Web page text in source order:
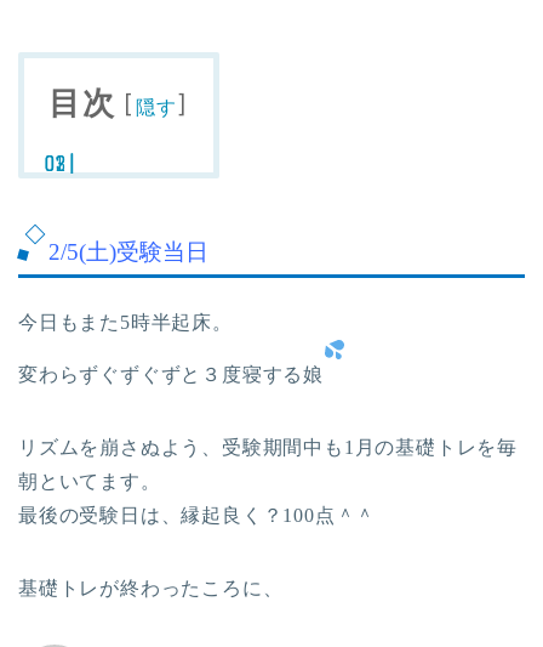
目次 [ 隠す]
2/5(土)受験当日
今日もまた5時半起床。
変わらずぐずぐずと３度寝する娘
リズムを崩さぬよう、受験期間中も1月の基礎トレを毎
朝といてます。
最後の受験日は、縁起良く？100点＾＾
基礎トレが終わったころに、